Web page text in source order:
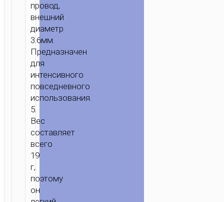
провод,
внешний
диаметр
3.6мм.
Предназначен
для
интенсивного
повседневного
использования.
5.
Вес
составляет
всего
19
г,
поэтому
он